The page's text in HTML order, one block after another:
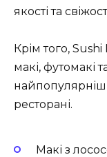
якості та
Крім того,
макі, футомакі
ресторані.
Макі з